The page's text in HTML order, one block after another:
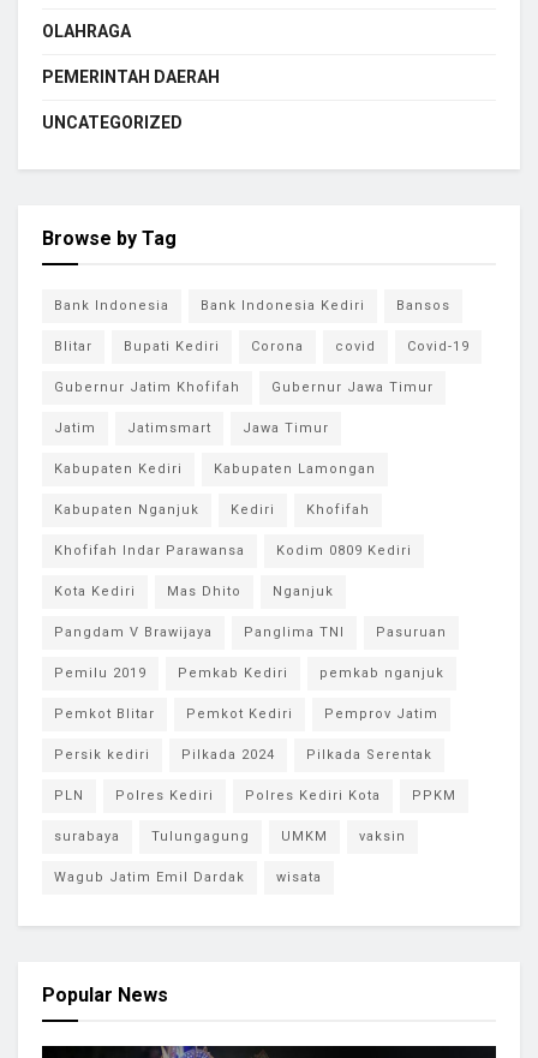
OLAHRAGA
PEMERINTAH DAERAH
UNCATEGORIZED
Browse by Tag
Bank Indonesia Bank Indonesia Kediri Bansos
Blitar Bupati Kediri Corona covid Covid-19
Gubernur Jatim Khofifah Gubernur Jawa Timur
Jatim Jatimsmart Jawa Timur
Kabupaten Kediri Kabupaten Lamongan
Kabupaten Nganjuk Kediri Khofifah
Khofifah Indar Parawansa Kodim 0809 Kediri
Kota Kediri Mas Dhito Nganjuk
Pangdam V Brawijaya Panglima TNI Pasuruan
Pemilu 2019 Pemkab Kediri pemkab nganjuk
Pemkot Blitar Pemkot Kediri Pemprov Jatim
Persik kediri Pilkada 2024 Pilkada Serentak
PLN Polres Kediri Polres Kediri Kota PPKM
surabaya Tulungagung UMKM vaksin
Wagub Jatim Emil Dardak wisata
Popular News